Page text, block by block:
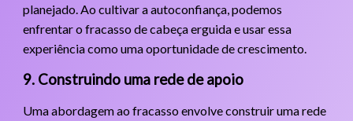
planejado. Ao cultivar a autoconfiança, podemos
enfrentar o fracasso de cabeça erguida e usar essa
experiência como uma oportunidade de crescimento.
9. Construindo uma rede de apoio
Uma abordagem ao fracasso envolve construir uma rede